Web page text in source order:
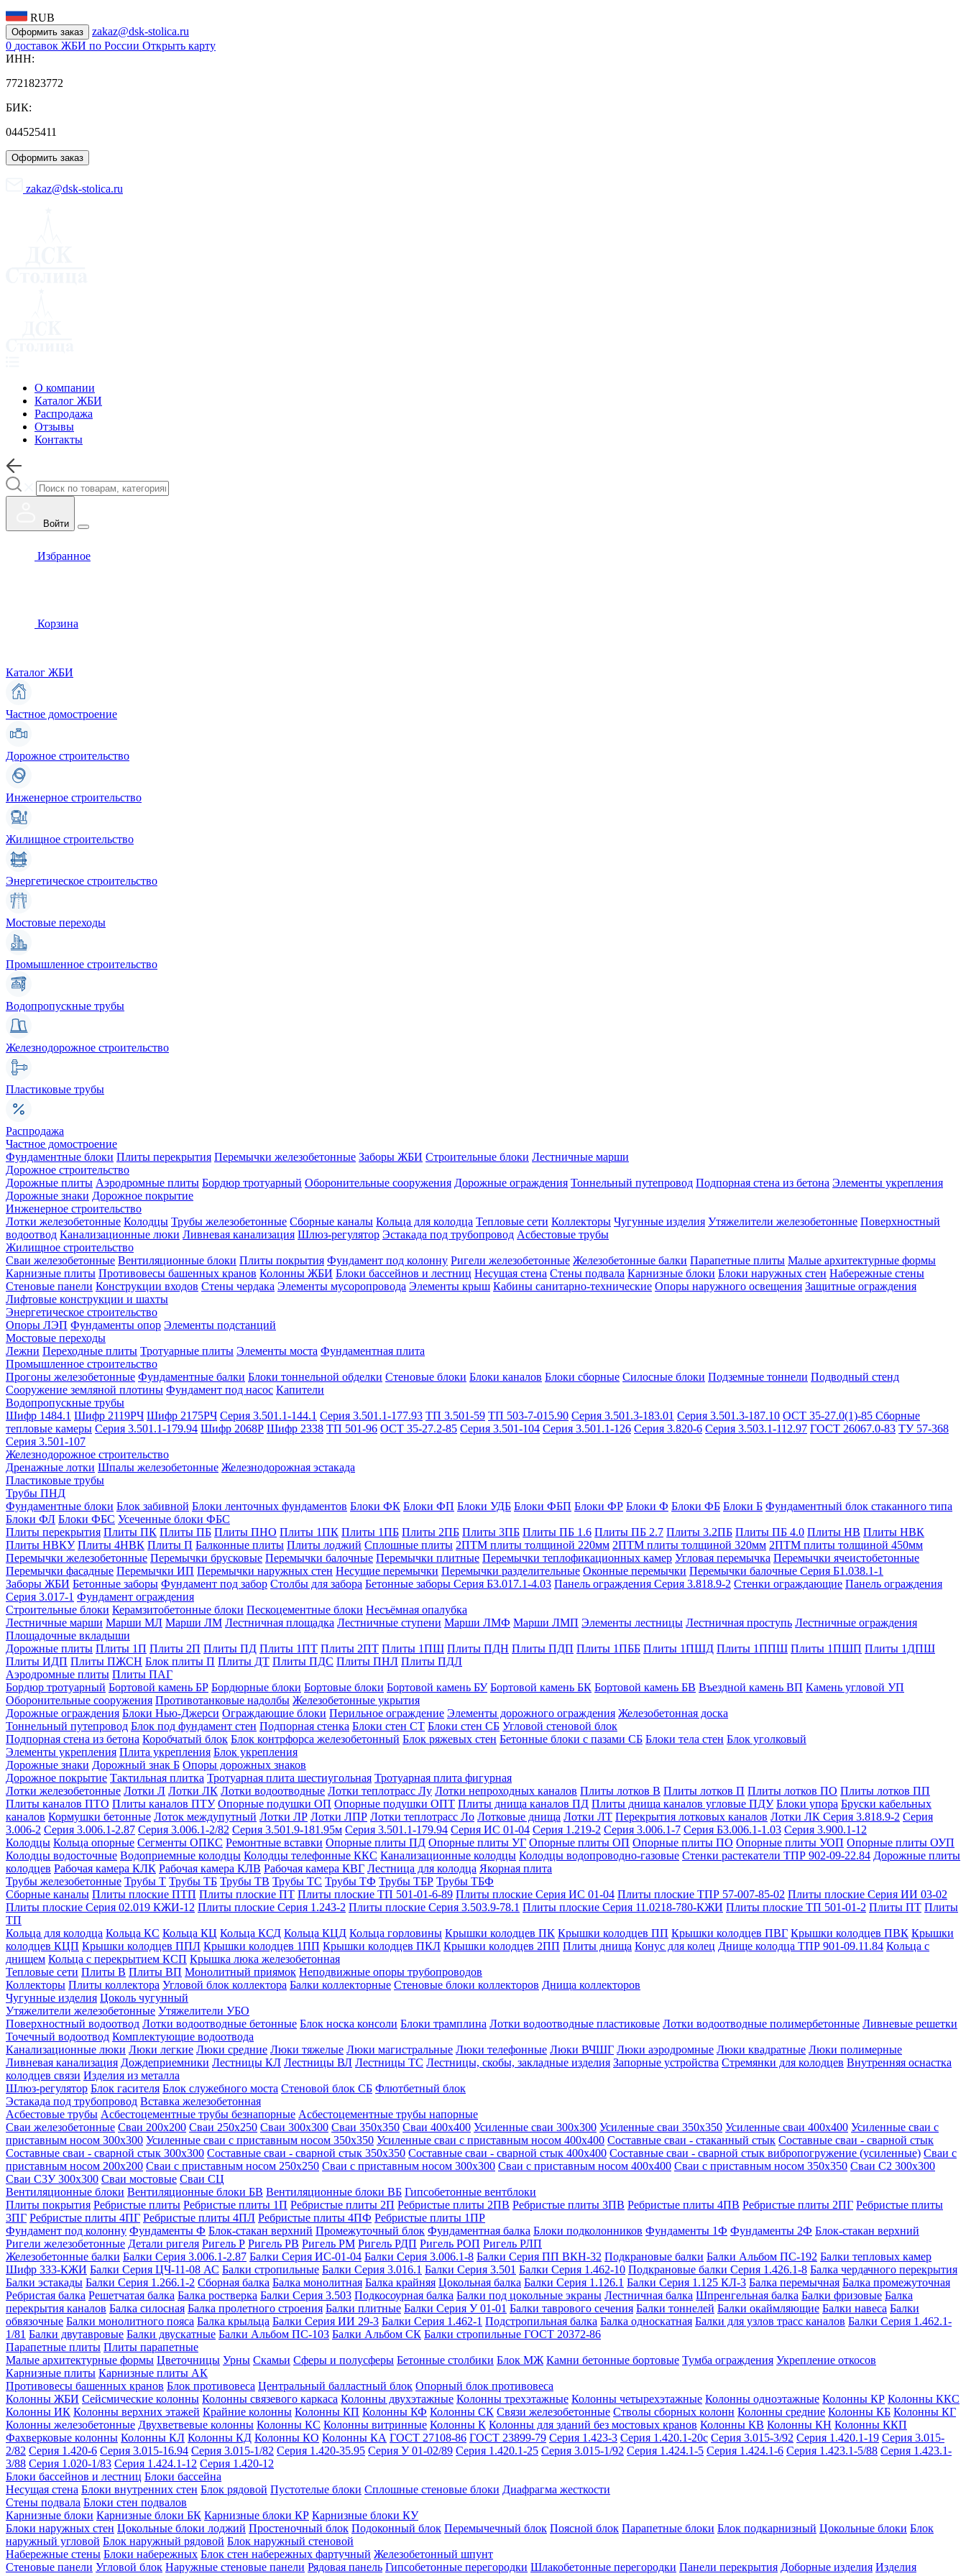
RUB
Оформить заказ
zakaz@dsk-stolica.ru
0 доставок ЖБИ по России Открыть карту
ИНН:
7721823772
БИК:
044525411
Оформить заказ
zakaz@dsk-stolica.ru
О компании
Каталог ЖБИ
Распродажа
Отзывы
Контакты
Войти
Избранное
Корзина
Каталог ЖБИ
Частное домостроение
Дорожное строительство
Инженерное строительство
Жилищное строительство
Энергетическое строительство
Мостовые переходы
Промышленное строительство
Водопропускные трубы
Железнодорожное строительство
Пластиковые трубы
Распродажа
Частное домостроение
Фундаментные блоки Плиты перекрытия Перемычки железобетонные Заборы ЖБИ Строительные блоки Лестничные марши
Дорожное строительство
Дорожные плиты Аэродромные плиты Бордюр тротуарный Оборонительные сооружения Дорожные ограждения Тоннельный путепровод Подпорная стена из бетона Элементы укрепления
Дорожные знаки Дорожное покрытие
Инженерное строительство
Лотки железобетонные Колодцы Трубы железобетонные Сборные каналы Кольца для колодца Тепловые сети Коллекторы Чугунные изделия Утяжелители железобетонные Поверхностный
водоотвод Канализационные люки Ливневая канализация Шлюз-регулятор Эстакада под трубопровод Асбестовые трубы
Жилищное строительство
Сваи железобетонные Вентиляционные блоки Плиты покрытия Фундамент под колонну Ригели железобетонные Железобетонные балки Парапетные плиты Малые архитектурные формы
Карнизные плиты Противовесы башенных кранов Колонны ЖБИ Блоки бассейнов и лестниц Несущая стена Стены подвала Карнизные блоки Блоки наружных стен Набережные стены
Стеновые панели Конструкции входов Стены чердака Элементы мусоропровода Элементы крыш Кабины санитарно-технические Опоры наружного освещения Защитные ограждения
Лифтовые конструкции и шахты
Энергетическое строительство
Опоры ЛЭП Фундаменты опор Элементы подстанций
Мостовые переходы
Лежни Переходные плиты Тротуарные плиты Элементы моста Фундаментная плита
Промышленное строительство
Прогоны железобетонные Фундаментные балки Блоки тоннельной обделки Стеновые блоки Блоки каналов Блоки сборные Силосные блоки Подземные тоннели Подводный стенд
Сооружение земляной плотины Фундамент под насос Капители
Водопропускные трубы
Шифр 1484.1 Шифр 2119РЧ Шифр 2175РЧ Серия 3.501.1-144.1 Серия 3.501.1-177.93 ТП 3.501-59 ТП 503-7-015.90 Серия 3.501.3-183.01 Серия 3.501.3-187.10 ОСТ 35-27.0(1)-85 Сборные
тепловые камеры Серия 3.501.1-179.94 Шифр 2068Р Шифр 2338 ТП 501-96 ОСТ 35-27.2-85 Серия 3.501-104 Серия 3.501.1-126 Серия 3.820-6 Серия 3.503.1-112.97 ГОСТ 26067.0-83 ТУ 57-368
Серия 3.501-107
Железнодорожное строительство
Дренажные лотки Шпалы железобетонные Железнодорожная эстакада
Пластиковые трубы
Трубы ПНД
Фундаментные блоки Блок забивной Блоки ленточных фундаментов Блоки ФК Блоки ФП Блоки УДБ Блоки ФБП Блоки ФР Блоки Ф Блоки ФБ Блоки Б Фундаментный блок стаканного типа
Блоки ФЛ Блоки ФБС Усеченные блоки ФБС
Плиты перекрытия Плиты ПК Плиты ПБ Плиты ПНО Плиты 1ПК Плиты 1ПБ Плиты 2ПБ Плиты 3ПБ Плиты ПБ 1.6 Плиты ПБ 2.7 Плиты 3.2ПБ Плиты ПБ 4.0 Плиты НВ Плиты НВК
Плиты НВКУ Плиты 4НВК Плиты П Балконные плиты Плиты лоджий Сплошные плиты 2ПТМ плиты толщиной 220мм 2ПТМ плиты толщиной 320мм 2ПТМ плиты толщиной 450мм
Перемычки железобетонные Перемычки брусковые Перемычки балочные Перемычки плитные Перемычки теплофикационных камер Угловая перемычка Перемычки ячеистобетонные
Перемычки фасадные Перемычки ИП Перемычки наружных стен Несущие перемычки Перемычки разделительные Оконные перемычки Перемычки балочные Серия Б1.038.1-1
Заборы ЖБИ Бетонные заборы Фундамент под забор Столбы для забора Бетонные заборы Серия Б3.017.1-4.03 Панель ограждения Серия 3.818.9-2 Стенки ограждающие Панель ограждения
Серия 3.017-1 Фундамент ограждения
Строительные блоки Керамзитобетонные блоки Пескоцементные блоки Несъёмная опалубка
Лестничные марши Марши МЛ Марши ЛМ Лестничная площадка Лестничные ступени Марши ЛМФ Марши ЛМП Элементы лестницы Лестничная проступь Лестничные ограждения
Площадочные вкладыши
Дорожные плиты Плиты 1П Плиты 2П Плиты ПД Плиты 1ПТ Плиты 2ПТ Плиты 1ПШ Плиты ПДН Плиты ПДП Плиты 1ПББ Плиты 1ПШД Плиты 1ППШ Плиты 1ПШП Плиты 1ДПШ
Плиты ИДП Плиты ПЖСН Блок плиты П Плиты ДТ Плиты ПДС Плиты ПНЛ Плиты ПДЛ
Аэродромные плиты Плиты ПАГ
Бордюр тротуарный Бортовой камень БР Бордюрные блоки Бортовые блоки Бортовой камень БУ Бортовой камень БК Бортовой камень БВ Въездной камень ВП Камень угловой УП
Оборонительные сооружения Противотанковые надолбы Железобетонные укрытия
Дорожные ограждения Блоки Нью-Джерси Ограждающие блоки Перильное ограждение Элементы дорожного ограждения Железобетонная доска
Тоннельный путепровод Блок под фундамент стен Подпорная стенка Блоки стен СТ Блоки стен СБ Угловой стеновой блок
Подпорная стена из бетона Коробчатый блок Блок контрфорса железобетонный Блок ряжевых стен Бетонные блоки с пазами СБ Блоки тела стен Блок уголковый
Элементы укрепления Плита укрепления Блок укрепления
Дорожные знаки Дорожный знак Б Опоры дорожных знаков
Дорожное покрытие Тактильная плитка Тротуарная плита шестиугольная Тротуарная плита фигурная
Лотки железобетонные Лотки Л Лотки ЛК Лотки водоотводные Лотки теплотрасс Лу Лотки непроходных каналов Плиты лотков В Плиты лотков П Плиты лотков ПО Плиты лотков ПП
Плиты каналов ПТО Плиты каналов ПТУ Опорные подушки ОП Опорные подушки ОПТ Плиты днища каналов ПД Плиты днища каналов угловые ПДУ Блоки упора Бруски кабельных
каналов Кормушки бетонные Лоток междупутный Лотки ЛР Лотки ЛПР Лотки теплотрасс Ло Лотковые днища Лотки ЛТ Перекрытия лотковых каналов Лотки ЛК Серия 3.818.9-2 Серия
3.006-2 Серия 3.006.1-2.87 Серия 3.006.1-2/82 Серия 3.501.9-181.95м Серия 3.501.1-179.94 Серия ИС 01-04 Серия 1.219-2 Серия 3.006.1-7 Серия Б3.006.1-1.03 Серия 3.900.1-12
Колодцы Кольца опорные Сегменты ОПКС Ремонтные вставки Опорные плиты ПД Опорные плиты УГ Опорные плиты ОП Опорные плиты ПО Опорные плиты УОП Опорные плиты ОУП
Колодцы водосточные Водоприемные колодцы Колодцы телефонные ККС Канализационные колодцы Колодцы водопроводно-газовые Стенки растекатели ТПР 902-09-22.84 Дорожные плиты
колодцев Рабочая камера КЛК Рабочая камера КЛВ Рабочая камера КВГ Лестница для колодца Якорная плита
Трубы железобетонные Трубы Т Трубы ТБ Трубы ТВ Трубы ТС Трубы ТФ Трубы ТБР Трубы ТБФ
Сборные каналы Плиты плоские ПТП Плиты плоские ПТ Плиты плоские ТП 501-01-6-89 Плиты плоские Серия ИС 01-04 Плиты плоские ТПР 57-007-85-02 Плиты плоские Серия ИИ 03-02
Плиты плоские Серия 02.019 КЖИ-12 Плиты плоские Серия 1.243-2 Плиты плоские Серия 3.503.9-78.1 Плиты плоские Серия 11.0218-780-КЖИ Плиты плоские ТП 501-01-2 Плиты ПТ Плиты
ТП
Кольца для колодца Кольца КС Кольца КЦ Кольца КСД Кольца КЦД Кольца горловины Крышки колодцев ПК Крышки колодцев ПП Крышки колодцев ПВГ Крышки колодцев ПВК Крышки
колодцев КЦП Крышки колодцев ППЛ Крышки колодцев 1ПП Крышки колодцев ПКЛ Крышки колодцев 2ПП Плиты днища Конус для колец Днище колодца ТПР 901-09.11.84 Кольца с
днищем Кольца с перекрытием КСП Крышка люка железобетонная
Тепловые сети Плиты В Плиты ВП Монолитный приямок Неподвижные опоры трубопроводов
Коллекторы Плиты коллектора Угловой блок коллектора Балки коллекторные Стеновые блоки коллекторов Днища коллекторов
Чугунные изделия Цоколь чугунный
Утяжелители железобетонные Утяжелители УБО
Поверхностный водоотвод Лотки водоотводные бетонные Блок носка консоли Блоки трамплина Лотки водоотводные пластиковые Лотки водоотводные полимербетонные Ливневые решетки
Точечный водоотвод Комплектующие водоотвода
Канализационные люки Люки легкие Люки средние Люки тяжелые Люки магистральные Люки телефонные Люки ВЧШГ Люки аэродромные Люки квадратные Люки полимерные
Ливневая канализация Дождеприемники Лестницы КЛ Лестницы ВЛ Лестницы ТС Лестницы, скобы, закладные изделия Запорные устройства Стремянки для колодцев Внутренняя оснастка
колодцев связи Изделия из металла
Шлюз-регулятор Блок гасителя Блок служебного моста Стеновой блок СБ Флютбетный блок
Эстакада под трубопровод Вставка железобетонная
Асбестовые трубы Асбестоцементные трубы безнапорные Асбестоцементные трубы напорные
Сваи железобетонные Сваи 200х200 Сваи 250х250 Сваи 300х300 Сваи 350х350 Сваи 400х400 Усиленные сваи 300х300 Усиленные сваи 350х350 Усиленные сваи 400х400 Усиленные сваи с
приставным носом 300х300 Усиленные сваи с приставным носом 350х350 Усиленные сваи с приставным носом 400х400 Составные сваи - стаканный стык Составные сваи - сварной стык
Составные сваи - сварной стык 300х300 Составные сваи - сварной стык 350х350 Составные сваи - сварной стык 400х400 Составные сваи - сварной стык вибропогружение (усиленные) Сваи с
приставным носом 200х200 Сваи с приставным носом 250х250 Сваи с приставным носом 300х300 Сваи с приставным носом 400х400 Сваи с приставным носом 350х350 Сваи С2 300х300
Сваи С3У 300х300 Сваи мостовые Сваи СЦ
Вентиляционные блоки Вентиляционные блоки БВ Вентиляционные блоки ВБ Гипсобетонные вентблоки
Плиты покрытия Ребристые плиты Ребристые плиты 1П Ребристые плиты 2П Ребристые плиты 2ПВ Ребристые плиты 3ПВ Ребристые плиты 4ПВ Ребристые плиты 2ПГ Ребристые плиты
3ПГ Ребристые плиты 4ПГ Ребристые плиты 4ПЛ Ребристые плиты 4ПФ Ребристые плиты 1ПР
Фундамент под колонну Фундаменты Ф Блок-стакан верхний Промежуточный блок Фундаментная балка Блоки подколонников Фундаменты 1Ф Фундаменты 2Ф Блок-стакан верхний
Ригели железобетонные Детали ригеля Ригель Р Ригель РВ Ригель РМ Ригель РДП Ригель РОП Ригель РЛП
Железобетонные балки Балки Серия 3.006.1-2.87 Балки Серия ИС-01-04 Балки Серия 3.006.1-8 Балки Серия ПП ВКН-32 Подкрановые балки Балки Альбом ПС-192 Балки тепловых камер
Шифр 333-КЖИ Балки Серия ЦЧ-11-08 АС Балки стропильные Балки Серия 3.016.1 Балки Серия 3.501 Балки Серия 1.462-10 Подкрановые балки Серия 1.426.1-8 Балка чердачного перекрытия
Балки эстакады Балки Серия 1.266.1-2 Сборная балка Балка монолитная Балка крайняя Цокольная балка Балки Серия 1.126.1 Балки Серия 1.125 КЛ-3 Балка перемычная Балка промежуточная
Ребристая балка Решетчатая балка Балка ростверка Балки Серия 3.503 Подкосоурная балка Балки под цокольные экраны Лестничная балка Шпренгельная балка Балки фризовые Балка
перекрытия каналов Балка силосная Балка пролетного строения Балки плитные Балки Серия У 01-01 Балки таврового сечения Балки тоннелей Балки окаймляющие Балки навеса Балки
обвязочные Балки монолитного пояса Балка крыльца Балки Серия ИИ 29-3 Балки Серия 1.462-1 Подстропильная балка Балка односкатная Балки для узлов трасс каналов Балки Серия 1.462.1-
1/81 Балки двутавровые Балки двускатные Балки Альбом ПС-103 Балки Альбом СК Балки стропильные ГОСТ 20372-86
Парапетные плиты Плиты парапетные
Малые архитектурные формы Цветочницы Урны Скамьи Сферы и полусферы Бетонные столбики Блок МЖ Камни бетонные бортовые Тумба ограждения Укрепление откосов
Карнизные плиты Карнизные плиты АК
Противовесы башенных кранов Блок противовеса Центральный балластный блок Опорный блок противовеса
Колонны ЖБИ Сейсмические колонны Колонны связевого каркаса Колонны двухэтажные Колонны трехэтажные Колонны четырехэтажные Колонны одноэтажные Колонны КР Колонны ККС
Колонны ИК Колонны верхних этажей Крайние колонны Колонны КП Колонны КФ Колонны СК Связи железобетонные Стволы сборных колонн Колонны средние Колонны КБ Колонны КГ
Колонны железобетонные Двухветвевые колонны Колонны КС Колонны витринные Колонны К Колонны для зданий без мостовых кранов Колонны КВ Колонны КН Колонны ККП
Фахверковые колонны Колонны КЛ Колонны КД Колонны КО Колонны КА ГОСТ 27108-86 ГОСТ 23899-79 Серия 1.423-3 Серия 1.420.1-20с Серия 3.015-3/92 Серия 1.420.1-19 Серия 3.015-
2/82 Серия 1.420-6 Серия 3.015-16.94 Серия 3.015-1/82 Серия 1.420-35.95 Серия У 01-02/89 Серия 1.420.1-25 Серия 3.015-1/92 Серия 1.424.1-5 Серия 1.424.1-6 Серия 1.423.1-5/88 Серия 1.423.1-
3/88 Серия 1.020-1/83 Серия 1.424.1-12 Серия 1.420-12
Блоки бассейнов и лестниц Блоки бассейна
Несущая стена Блоки внутренних стен Блок рядовой Пустотелые блоки Сплошные стеновые блоки Диафрагма жесткости
Стены подвала Блоки стен подвалов
Карнизные блоки Карнизные блоки БК Карнизные блоки КР Карнизные блоки КУ
Блоки наружных стен Цокольные блоки лоджий Простеночный блок Подоконный блок Перемычечный блок Поясной блок Парапетные блоки Блок подкарнизный Цокольные блоки Блок
наружный угловой Блок наружный рядовой Блок наружный стеновой
Набережные стены Блоки набережных Блок стен набережных фартучный Железобетонный шпунт
Стеновые панели Угловой блок Наружные стеновые панели Рядовая панель Гипсобетонные перегородки Шлакобетонные перегородки Панели перекрытия Доборные изделия Изделия